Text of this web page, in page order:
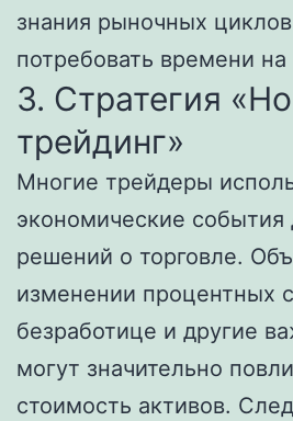
знания рыночных
потребовать времени на
3. Стратегия
трейдинг»
Многие трейдеры
экономические события
решений о торговле.
изменении процентных
безработице и другие
могут значительно
стоимость активов.